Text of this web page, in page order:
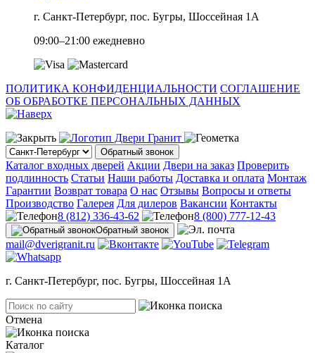
г. Санкт-Петербург, пос. Бугры, Шоссейная 1А
09:00–21:00 ежедневно
ПОЛИТИКА КОНФИДЕНЦИАЛЬНОСТИ СОГЛАШЕНИЕ
ОБ ОБРАБОТКЕ ПЕРСОНАЛЬНЫХ ДАННЫХ
Обратный звонок
Каталог входных дверей Акции Двери на заказ Проверить
подлинность Статьи Наши работы Доставка и оплата Монтаж
Гарантии Возврат товара О нас Отзывы Вопросы и ответы
Производство Галерея Для дилеров Вакансии Контакты
8 (812) 336-43-62
8 (800) 777-12-43
Обратный звонок
mail@dverigranit.ru
г. Санкт-Петербург, пос. Бугры, Шоссейная 1А
Отмена
Каталог